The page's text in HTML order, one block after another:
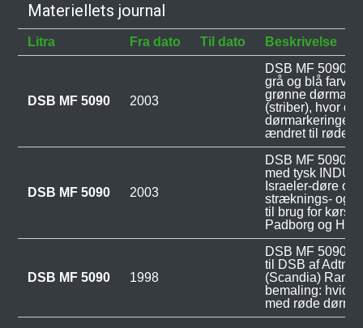
Materiellets journal
Litra Fra dato Til dato Beskrivelse
DSB MF 5090 2003
DSB MF 5090
grå og blå farver
grønne
(striber), hvor de
dørmarkeringer
ændret til røde.
DSB MF 5090 2003
DSB MF 5090
med tysk
Israeler-døre og
stræknings- og
til brug for
Padborg og
DSB MF 5090 1998
DSB MF 5090
til DSB af
(Scandia)
bemaling: hvid
med røde